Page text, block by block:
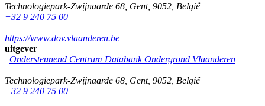
Technologiepark-Zwijnaarde 68 Gent, 9052 België
+32 9 240 75 00
https://www.dov.vlaanderen.be
uitgever
Ondersteunend Centrum Databank Ondergrond Vlaanderen
Technologiepark-Zwijnaarde 68 Gent, 9052 België
+32 9 240 75 00